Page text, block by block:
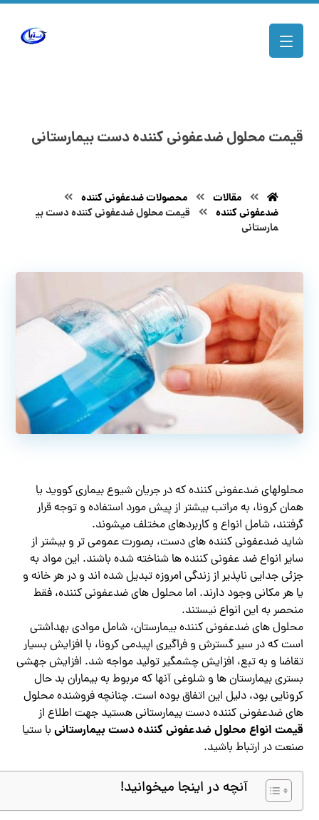
قیمت محلول ضدعفونی کننده دست بیمارستانی
مقالات
محصولات ضدعفونی کننده
ضدعفونی کننده
قیمت محلول ضدعفونی کننده دست بی
مارستانی
محلولهای ضدعفونی کننده که در جریان شیوع بیماری کووید یا
همان کرونا، به مراتب بیشتر از پیش مورد استفاده و توجه قرار
گرفتند، شامل انواع و کاربردهای مختلف میشوند.
شاید ضدعفونی کننده های دست، بصورت عمومی تر و بیشتر از
سایر انواع ضد عفونی کننده ها شناخته شده باشند. این مواد به
جزئی جدایی ناپذیر از زندگی امروزه تبدیل شده اند و در هر خانه و
یا هر مکانی وجود دارند. اما محلول های ضدعفونی کننده، فقط
منحصر به این انواع نیستند.
محلول های ضدعفونی کننده بیمارستان، شامل موادی بهداشتی
است که در سیر گسترش و فراگیری اپیدمی کرونا، با افزایش بسیار
تقاضا و به تبع، افزایش چشمگیر تولید مواجه شد. افزایش جهشی
بستری بیمارستان ها و شلوغی آنها که مربوط به بیماران بد حال
کرونایی بود، دلیل این اتفاق بوده است. چنانچه فروشنده محلول
های ضدعفونی کننده دست بیمارستانی هستید جهت اطلاع از
قیمت انواع محلول ضدعفونی کننده دست بیمارستانی با ستیا
صنعت در ارتباط باشید.
آنچه در اینجا میخوانید!